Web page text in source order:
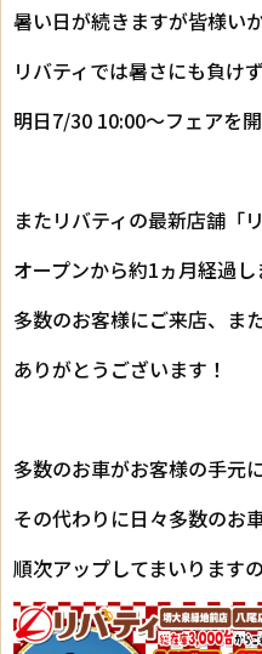
暑い日が続きますが皆様い
リバティでは暑さにも負け
明日7/30 10:00～フェアを開
またリバティの最新店舗「
オープンから約1ヵ月経過
多数のお客様にご来店、ま
ありがとうございます！
多数のお車がお客様の手元
その代わりに日々多数のお
順次アップしてまいります